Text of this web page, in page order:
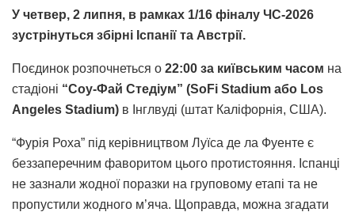
У четвер, 2 липня, в рамках 1/16 фіналу ЧС-2026
зустрінуться збірні Іспанії та Австрії.
Поєдинок розпочнеться о 22:00 за київським часом на
стадіоні “Соу-Фай Стедіум” (SoFi Stadium або Los
Angeles Stadium) в Інглвуді (штат Каліфорнія, США).
“Фурія Роха” під керівництвом Луїса де ла Фуенте є
беззаперечним фаворитом цього протистояння. Іспанці
не зазнали жодної поразки на груповому етапі та не
пропустили жодного м’яча. Щоправда, можна згадати